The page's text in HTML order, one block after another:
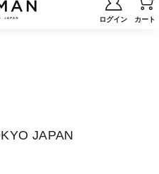
ログイン カート
JAPAN